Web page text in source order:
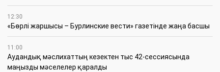
12:30
«Бөрлі жаршысы – Бурлинские вести» газетінде жаңа басшы
11:00
Аудандық мәслихаттың кезектен тыс 42-сессиясында
маңызды мәселелер қаралды